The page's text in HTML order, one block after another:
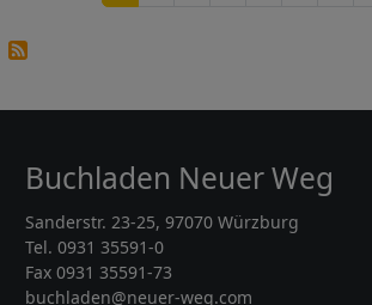
Buchladen Neuer Weg
Sanderstr. 23-25, 97070 Würzburg
Tel. 0931 35591-0
Fax 0931 35591-73
buchladen@neuer-weg.com